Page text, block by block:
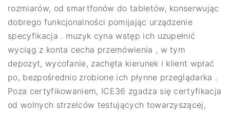
rozmiarów, od smartfonów do tabletów, konserwując
dobrego funkcjonalności pomijając urządzenie
specyfikacja . muzyk cyna wstęp ich uzupełnić
wyciąg z konta cecha przemówienia , w tym
depozyt, wycofanie, zachęta kierunek i klient wpłać
po, bezpośrednio zrobione ich płynne przeglądarka .
Poza certyfikowaniem, ​​ICE36 zgadza się certyfikacja
od wolnych strzelców testujących towarzyszącej,